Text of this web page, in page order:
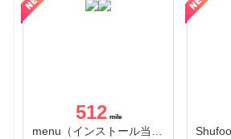
512
menu（インストール当日に指定のクーポンコード経由で1,500円（税込）以上の初回注文完了）（Android）